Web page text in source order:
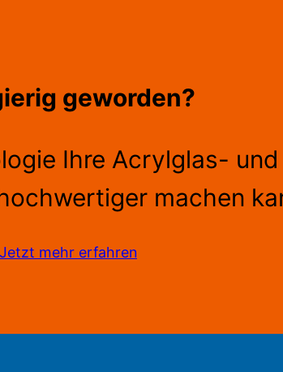
geworden?
Ihre Acrylglas-
machen
Jetzt mehr erfahren